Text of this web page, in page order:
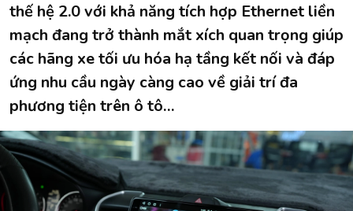
thế hệ 2.0 với khả năng tích hợp Ethernet liền
mạch đang trở thành mắt xích quan trọng giúp
các hãng xe tối ưu hóa hạ tầng kết nối và đáp
ứng nhu cầu ngày càng cao về giải trí đa
phương tiện trên ô tô…